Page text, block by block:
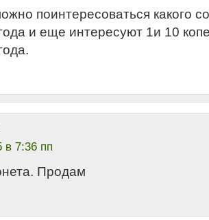
поинтересоваться какого
и еще интересуют 1и 10
в 7:36 пп
Продам